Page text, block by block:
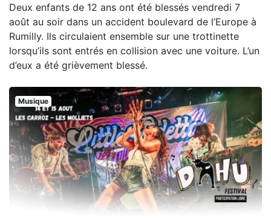
Deux enfants de 12 ans ont été blessés vendredi 7
août au soir dans un accident boulevard de l’Europe à
Rumilly. Ils circulaient ensemble sur une trottinette
lorsqu’ils sont entrés en collision avec une voiture. L’un
d’eux a été grièvement blessé.
Musique